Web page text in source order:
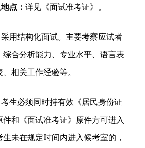
点： 详见《面试准考证》。
采用结构化面试。主要考察应试者
综合分析能力、专业水平、语言表
相关工作经验等。
考生必须同时持有效《居民身份证
和《面试准考证》原件方可进入
未在规定时间内进入候考室的，